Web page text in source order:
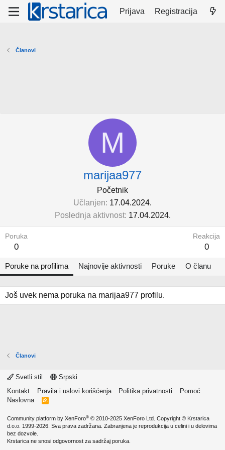
Prijava Registracija
Članovi
M
marijaa977
Početnik
Učlanjen 17.04.2024.
Poslednja aktivnost 17.04.2024.
Poruka
0
Reakcija
0
Poruke na profilima Najnovije aktivnosti Poruke O članu
Još uvek nema poruka na marijaa977 profilu.
Članovi
Svetli stil
Srpski
Kontakt
Pravila i uslovi korišćenja Politika privatnosti
Pomoć
Naslovna
R
Community platform by XenForo® © 2010-2025 XenForo Ltd. Copyright © Krstarica
d.o.o. 1999-2026. Sva prava zadržana. Zabranjena je reprodukcija u celini i u delovima
bez dozvole.
Krstarica ne snosi odgovornost za sadržaj poruka.